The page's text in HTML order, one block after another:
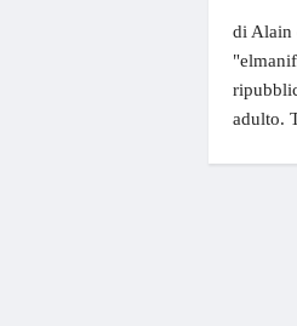
di Alain
adulto.